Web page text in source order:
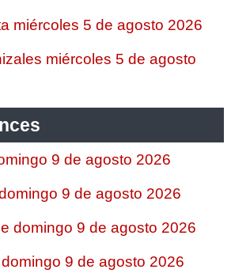
miércoles 5 de agosto 2026
miércoles 5 de agosto
9 de agosto 2026
9 de agosto 2026
domingo 9 de agosto 2026
9 de agosto 2026